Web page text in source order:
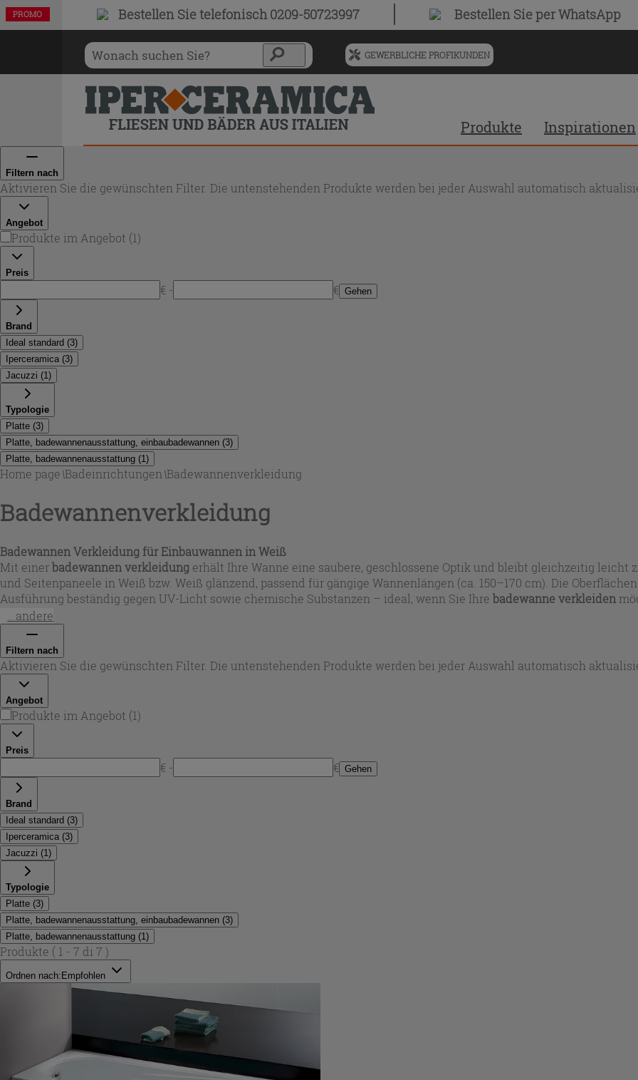
Bestellen Sietelefonisch 0209-50723997 Bestellen Sieper WhatsApp
Menü
vorgeschlagenen
Siteinhalt
und
Suchprotokoll
GEWERBLICHE PROFIKUNDEN
Produkte Inspirationen
Filtern nach
Aktivieren Sie die gewünschten Filter. Die untenstehenden Produkte werden bei jeder Auswahl automatisch
Angebot
Produkte im Angebot (1)
Preis
€ - € Gehen
Brand
Ideal standard (3)
Iperceramica (3)
Jacuzzi (1)
Typologie
Platte (3)
Platte, badewannenausstattung, einbaubadewannen (3)
Platte, badewannenausstattung (1)
Home page\Badeinrichtungen \Badewannenverkleidung
Badewannenverkleidung
Badewannen Verkleidung für Einbauwannen in Weiß
Mit einerbadewannen verkleidung erhält Ihre Wanne eine saubere, geschlossene Optik und bleibt gleichzeitig
und Seitenpaneele in Weiß bzw. Weiß glänzend, passend für gängige Wannenlängen (ca. 150–170 cm). Die
Ausführung beständig gegen UV-Licht sowie chemische Substanzen – ideal, wenn Sie Ihre badewanne verkleiden
Iperceramica wählen Sie gezielt die passende Paneel-Art (Front oder Seite), um Ihre Einbausituation sauber
...andere
Filtern nach
Aktivieren Sie die gewünschten Filter. Die untenstehenden Produkte werden bei jeder Auswahl automatisch
Angebot
Produkte im Angebot (1)
Preis
€ - € Gehen
Brand
Ideal standard (3)
Iperceramica (3)
Jacuzzi (1 )
Typologie
Platte (3)
Platte, badewannenausstattung, einbaubadewannen (3)
Platte, badewannenausstattung (1 )
Produkte ( 1 - 7 di 7 )
Ordnen nach: Empfohlen
PROMO